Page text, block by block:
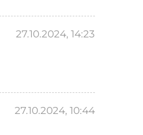
27.10.2024, 14:23
27.10.2024, 10:44